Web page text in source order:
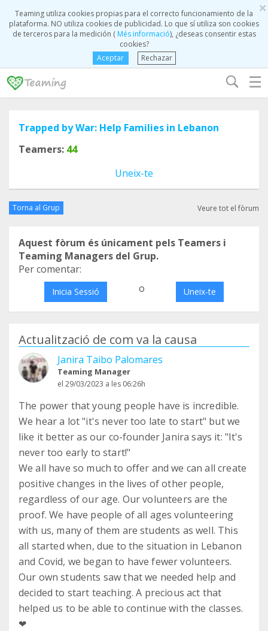
×
Teaming utiliza cookies propias para el correcto funcionamiento de la
plataforma. NO utiliza cookies de publicidad. Lo que sí utiliza son cookies
de terceros para la medición (Més informació), ¿deseas consentir estas
cookies?
Aceptar
Rechazar
☰
Trapped by War: Help Families in Lebanon
Teamers: 44
Uneix-te
Torna al Grup Veure tot el fòrum
Aquest fòrum és únicament pels Teamers i
Teaming Managers del Grup.
Per comentar:
Inicia Sessió o Uneix-te
Actualització de com va la causa
Janira Taibo Palomares
Teaming Manager
el 29/03/2023 a les 06:26h
The power that young people have is incredible.
We hear a lot "it's never too late to start" but we
like it better as our co-founder Janira says it: "It's
never too early to start!"
We all have so much to offer and we can all create
positive changes in the lives of other people,
regardless of our age. Our volunteers are the
proof. We have people of all ages volunteering
with us, many of them are students as well. This
all started when, due to the situation in Lebanon
and Covid, we began to have fewer volunteers.
Our own students saw that we needed help and
decided to start teaching. A precious act that
helped us to be able to continue with the classes.
❤